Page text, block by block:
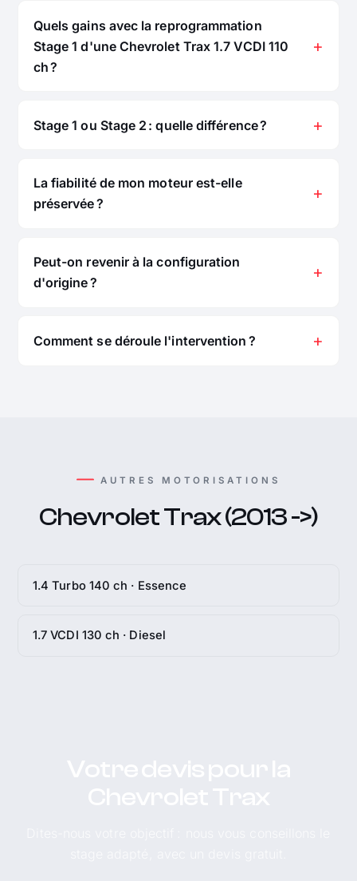
Quels gains avec la reprogrammation
Stage 1 d'une Chevrolet Trax 1.7 VCDI 110
ch ?
Stage 1 ou Stage 2 : quelle différence ?
La fiabilité de mon moteur est-elle
préservée ?
Peut-on revenir à la configuration
d'origine ?
Comment se déroule l'intervention ?
AUTRES MOTORISATIONS
Chevrolet Trax (2013 ->)
1.4 Turbo 140 ch · Essence
1.7 VCDI 130 ch · Diesel